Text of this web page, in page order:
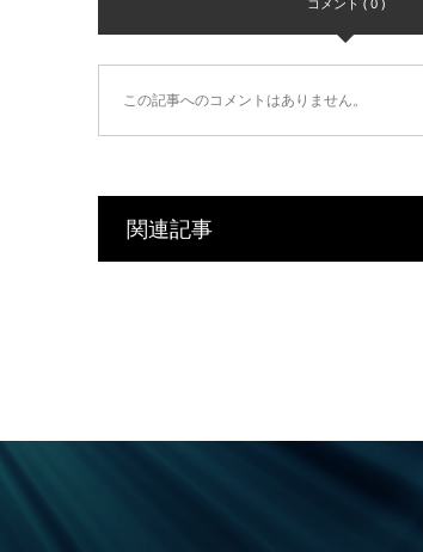
この記事へのコメントはありません。
関連記事